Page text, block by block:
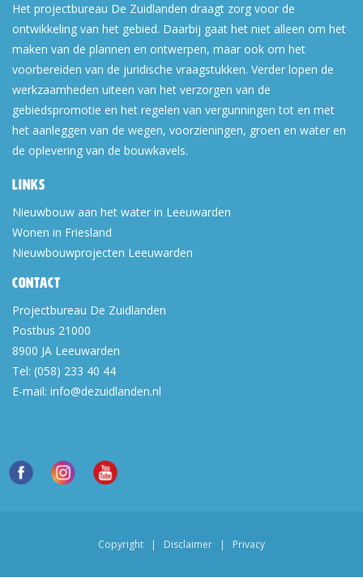
Het projectbureau De Zuidlanden draagt zorg voor de
ontwikkeling van het gebied. Daarbij gaat het niet alleen om het
maken van de plannen en ontwerpen, maar ook om het
voorbereiden van de juridische vraagstukken. Verder lopen de
werkzaamheden uiteen van het verzorgen van de
gebiedspromotie en het regelen van vergunningen tot en met
het aanleggen van de wegen, voorzieningen, groen en water en
de oplevering van de bouwkavels.
Links
Nieuwbouw aan het water in Leeuwarden
Wonen in Friesland
Nieuwbouwprojecten Leeuwarden
Contact
Projectbureau De Zuidlanden
Postbus 21000
8900 JA Leeuwarden
Tel: (058) 233 40 44
E-mail: info@dezuidlanden.nl
Copyright | Disclaimer | Privacy